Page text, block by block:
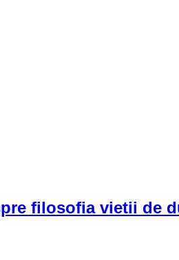
filosofia vietii de